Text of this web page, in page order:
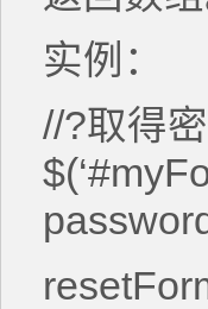
实例：
//?取得